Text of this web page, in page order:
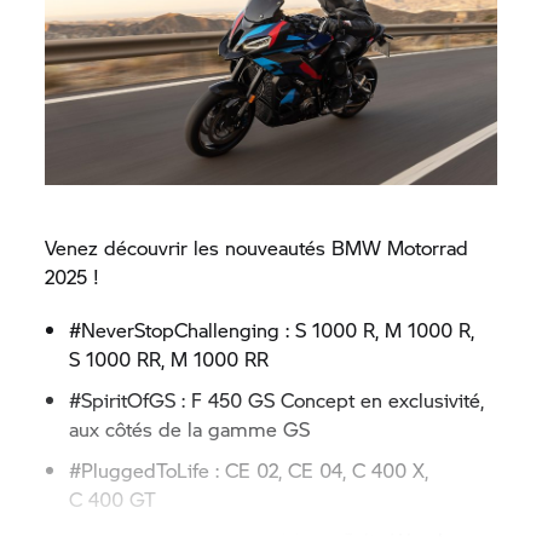
Venez découvrir les nouveautés BMW Motorrad
2025 !
#NeverStopChallenging :S 1000 R, M 1000 R,
S 1000 RR, M 1000 RR
#SpiritOfGS : F 450 GS Concept en exclusivité,
aux côtés de la gamme GS
#PluggedToLife : CE 02,CE 04, C 400 X,
C 400 GT